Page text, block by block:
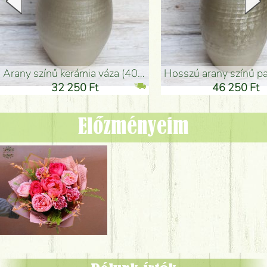
arany színű kerámia váza (40x26cm)
32 250 Ft
hosszú arany színű
46 250 Ft
Előzményeim